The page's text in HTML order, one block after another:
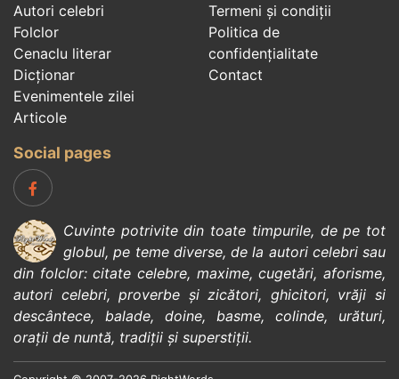
Autori celebri
Folclor
Cenaclu literar
Dicționar
Evenimentele zilei
Articole
Termeni și condiții
Politica de
confidenţialitate
Contact
Social pages
Cuvinte potrivite din toate timpurile, de pe tot
globul, pe teme diverse, de la autori celebrisau
din folclor:citate celebre, maxime,cugetări,aforisme,
autori celebri,proverbe și zicători, ghicitori, vrăji si
descântece, balade, doine, basme, colinde, urături,
orații de nuntă, tradiții și superstiții.